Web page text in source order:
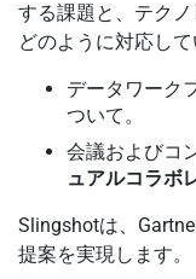
する課題と、テク
どのように対応し
データワーク
ついて。
会議およびコ
ュアルコラボ
Slingshotは、
提案を実現します。